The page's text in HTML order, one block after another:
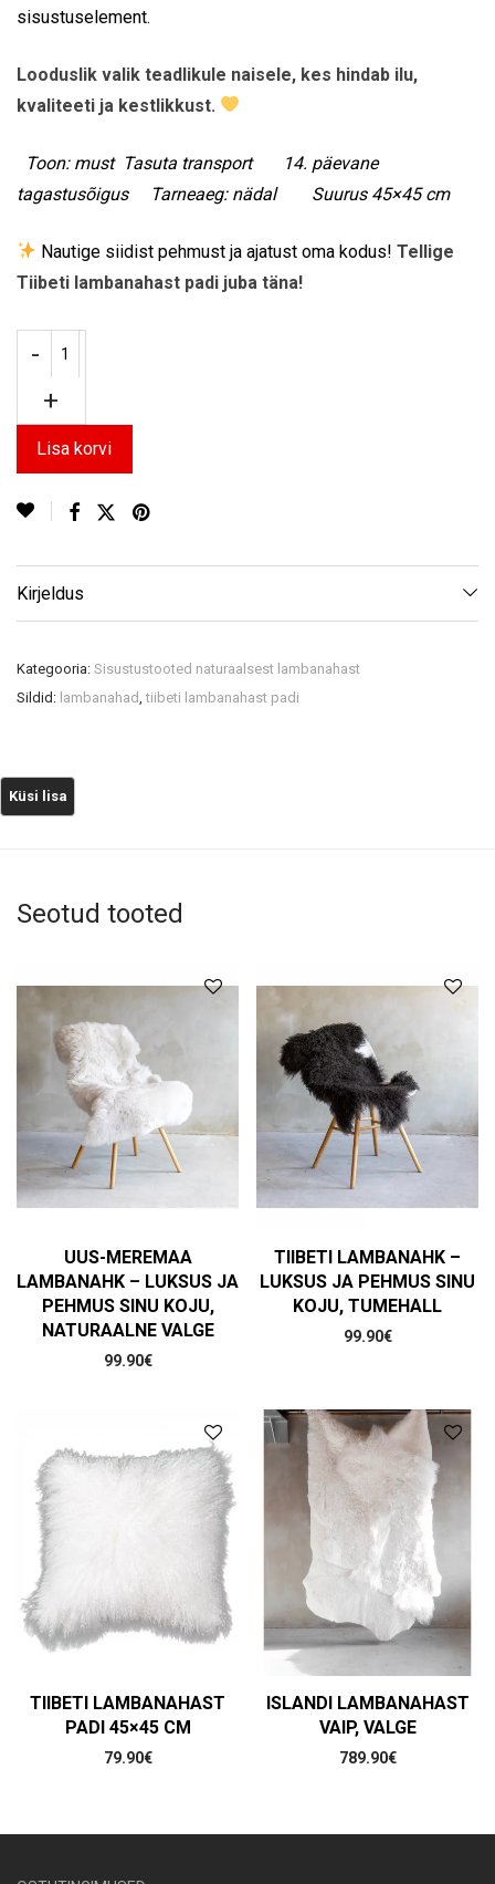
sisustuselement.
Looduslik valik teadlikule naisele, kes hindab ilu,
kvaliteeti ja kestlikkust.
Toon: must Tasuta transport 14. päevane
tagastusõigus Tarneaeg: nädal Suurus 45×45 cm
Nautige siidist pehmust ja ajatust oma kodus!Tellige
Tiibeti lambanahast padi juba täna!
Lisa korvi
Kirjeldus
Kategooria: Sisustustooted naturaalsest lambanahast
Sildid: lambanahad ,tiibeti lambanahast padi
Seotud tooted
UUS-MEREMAA
LAMBANAHK – LUKSUS JA
PEHMUS SINU KOJU,
NATURAALNE VALGE
99.90€
TIIBETI LAMBANAHK –
LUKSUS JA PEHMUS SINU
KOJU, TUMEHALL
99.90€
TIIBETI LAMBANAHAST
PADI 45×45 CM
79.90€
ISLANDI LAMBANAHAST
VAIP, VALGE
789.90€